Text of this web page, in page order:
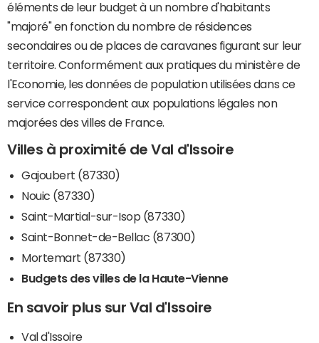
éléments de leur budget à un nombre d'habitants
"majoré" en fonction du nombre de résidences
secondaires ou de places de caravanes figurant sur leur
territoire. Conformément aux pratiques du ministère de
l'Economie, les données de population utilisées dans ce
service correspondent aux populations légales non
majorées des villes de France.
Villes à proximité de Val d'Issoire
Gajoubert (87330)
Nouic (87330)
Saint-Martial-sur-Isop (87330)
Saint-Bonnet-de-Bellac (87300)
Mortemart (87330)
Budgets des villes de la Haute-Vienne
En savoir plus sur Val d'Issoire
Val d'Issoire